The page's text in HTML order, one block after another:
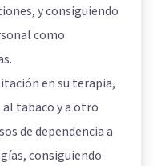
y consiguiendo
como
en su terapia,
tabaco y a otro
de dependencia a
consiguiendo